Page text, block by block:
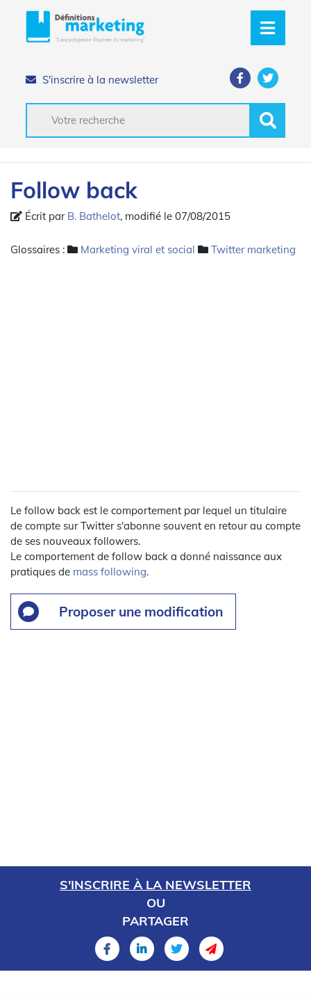
S'inscrire à la newsletter
Follow back
Écrit par B. Bathelot, modifié le 07/08/2015
Glossaires : Marketing viral et social Twitter marketing
Le follow back est le comportement par lequel un titulaire
de compte sur Twitter s'abonne souvent en retour au compte
de ses nouveaux followers.
Le comportement de follow back a donné naissance aux
pratiques de mass following.
Proposer une modification
S'INSCRIRE À LA NEWSLETTER
OU
PARTAGER